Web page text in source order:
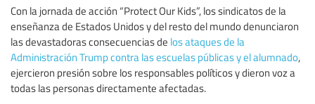
Con la jornada de acción “Protect Our Kids”, los sindicatos de la
enseñanza de Estados Unidos y del resto del mundo denunciaron
las devastadoras consecuencias de los ataques de la
Administración Trump contra las escuelas públicas y el alumnado,
ejercieron presión sobre los responsables políticos y dieron voz a
todas las personas directamente afectadas.